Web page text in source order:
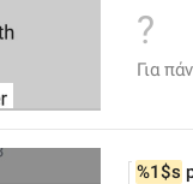
?
Για
%1$s